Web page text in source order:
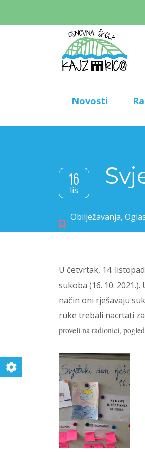
Novosti
16
lis
Obilježavanja,
U četvrtak, 14.
sukoba (16. 10.
način oni rješavaju
ruke trebali nacrtati
proveli na radionici,